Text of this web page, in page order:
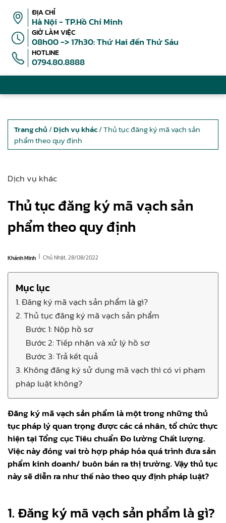
ĐỊA CHỈ
Hà Nội - TP.Hồ Chí Minh
GIỜ LÀM VIỆC
08h00 -> 17h30: Thứ Hai đến Thứ Sáu
HOTLINE
0794.80.8888
Trang chủ /Dịch vụ khác/ Thủ tục đăng ký mã vạch sản
phẩm theo quy định
Dịch vụ khác
Thủ tục đăng ký mã vạch sản
phẩm theo quy định
Khánh Minh | Chủ Nhật, 28/08/2022
Mục lục
1. Đăng ký mã vạch sản phẩm là gì?
2. Thủ tục đăng ký mã vạch sản phẩm
Bước 1: Nộp hồ sơ
Bước 2: Tiếp nhận và xử lý hồ sơ
Bước 3: Trả kết quả
3. Không đăng ký sử dụng mã vạch thì có vi phạm
pháp luật không?
Đăng ký mã vạch sản phẩm là một trong những thủ
tục pháp lý quan trọng được các cá nhân, tổ chức thực
hiện tại Tổng cục Tiêu chuẩn Đo lường Chất lượng.
Việc này đóng vai trò hợp pháp hóa quá trình đưa sản
phẩm kinh doanh/ buôn bán ra thị trường. Vậy thủ tục
này sẽ diễn ra như thế nào theo quy định pháp luật?
1. Đăng ký mã vạch sản phẩm là gì?